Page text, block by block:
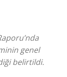
genel
belirtildi.